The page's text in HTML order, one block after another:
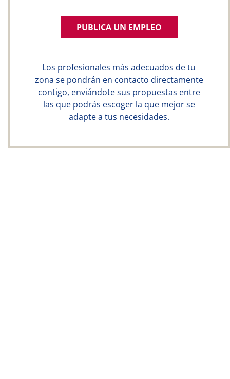
PUBLICA UN EMPLEO
Los profesionales más adecuados de tu
zona se pondrán en contacto directamente
contigo, enviándote sus propuestas entre
las que podrás escoger la que mejor se
adapte a tus necesidades.